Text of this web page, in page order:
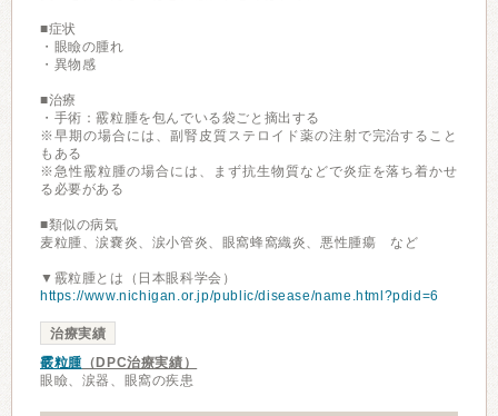
■症状
・眼瞼の腫れ
・異物感
■治療
・手術：霰粒腫を包んでいる袋ごと摘出する
※早期の場合には、副腎皮質ステロイド薬の注射で完治すること
もある
※急性霰粒腫の場合には、まず抗生物質などで炎症を落ち着かせ
る必要がある
■類似の病気
麦粒腫、涙嚢炎、涙小管炎、眼窩蜂窩織炎、悪性腫瘍 など
▼霰粒腫とは（日本眼科学会）
https://www.nichigan.or.jp/public/disease/name.html?pdid=6
治療実績
霰粒腫（DPC治療実績）
眼瞼、涙器、眼窩の疾患